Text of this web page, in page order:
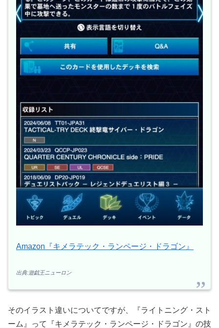
Amazon『キメラテック・ランページ・ドラゴン』
出典:遊戯王ニューロン
そのイラスト違いについてですが、『ライトニング・スト
ーム』って『キメラテック・ランページ・ドラゴン』の技